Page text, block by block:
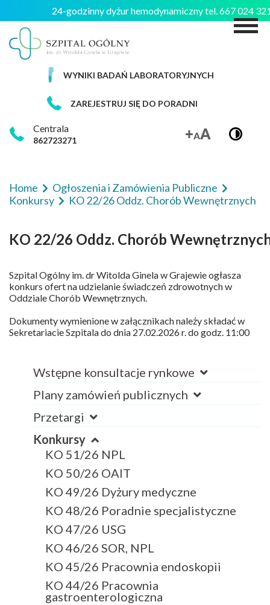
24-godzinny dyżur hemodynamiczny tel. 667 024
WYNIKI BADAŃ LABORATORYJNYCH
ZAREJESTRUJ SIĘ DO PORADNI
Centrala
862723271
Home
Ogłoszenia i Zamówienia Publiczne
Konkursy
KO 22/26 Oddz. Chorób Wewnętrznych
Wstępne konsultacje rynkowe
Plany zamówień publicznych
Przetargi
Konkursy
KO 51/26 NPL
KO 50/26 OAIT
KO 49/26 Dyżury medyczne
KO 48/26 Poradnie specjalistyczne
KO 47/26 USG
KO 46/26 SOR, NPL
KO 45/26 Pracownia endoskopii
KO 44/26 Pracownia
gastroenterologiczna
KO 22/26 Oddz. Chorób
Szpital Ogólny im. dr Witolda Ginela w Grajewie ogłasza
konkurs ofert na udzielanie świadczeń zdrowotnych w
Oddziale Chorób Wewnętrznych.
Dokumenty wymienione w załącznikach należy składać w
Sekretariacie Szpitala do dnia 27.02.2026 r. do godz. 11:00